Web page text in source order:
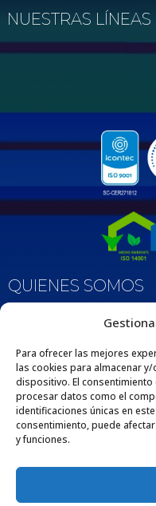
Para ofrecer las mejores
las cookies para almacenar
dispositivo. El
procesar datos como el
identificaciones únicas en
consentimiento, puede
y funciones.
NUESTRAS LÍNEAS
QUIENES SOMOS
a fabricar y comercializar tuberías
extensa trayectoria respalda
satisfacción de nuestros clientes